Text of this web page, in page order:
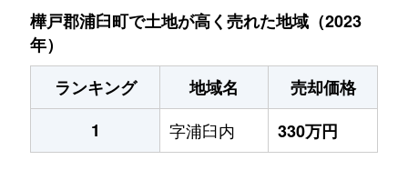
樺戸郡浦臼町で土地が高く売れた地域（2023
年）
ランキング
地域名
売却価格
1
字浦臼内 330万円